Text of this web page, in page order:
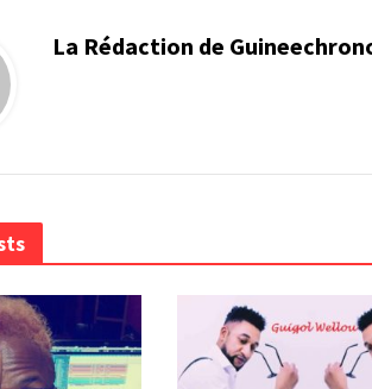
La Rédaction de